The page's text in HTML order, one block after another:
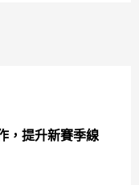
，提升新賽季線